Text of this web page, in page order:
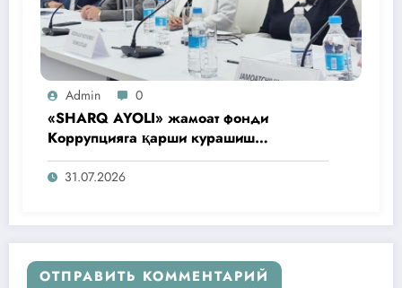
Admin 0
«SHARQ AYOLI» жамоат фонди
Коррупцияга қарши курашиш
агентлигидаги жамоат эшитувида
ташаббусларини тақдим этди
31.07.2026
ОТПРАВИТЬ КОММЕНТАРИЙ